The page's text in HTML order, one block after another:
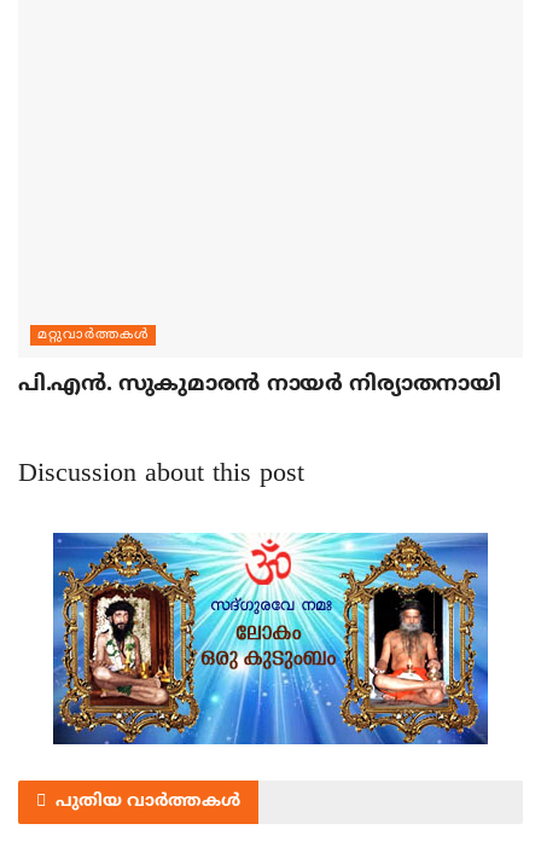
മറ്റുവാര്‍ത്തകള്‍
പി.എന്‍. സുകുമാരന്‍ നായര്‍ നിര്യാതനായി
Discussion about this post
പുതിയ വാർത്തകൾ